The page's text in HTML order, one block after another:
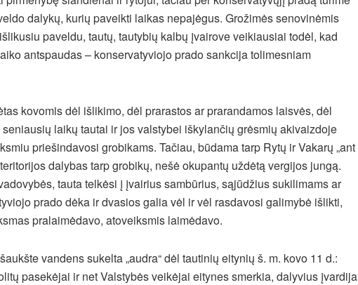
dalykų, kurių paveikti laikas nepajėgus. Grožimės senovinėmis
paveldu, tautų, tautybių kalbų įvairove veikiausiai todėl, kad
antspaudas – konservatyviojo prado sankcija tolimesniam
kovomis dėl išlikimo, dėl prarastos ar prarandamos laisvės, dėl
laikų tautai ir jos valstybei iškylančių grėsmių akivaizdoje
priešindavosi grobikams. Tačiau, būdama tarp Rytų ir Vakarų „ant
dalybas tarp grobikų, nešė okupantų uždėtą vergijos jungą.
tauta telkėsi į įvairius sambūrius, sąjūdžius sukilimams ar
prado dėka ir dvasios galia vėl ir vėl rasdavosi galimybė išlikti,
pralaimėdavo, atoveiksmis laimėdavo.
vandens sukelta „audra“ dėl tautinių eitynių š. m. kovo 11 d.:
pasekėjai ir net Valstybės veikėjai eitynes smerkia, dalyvius įvardija